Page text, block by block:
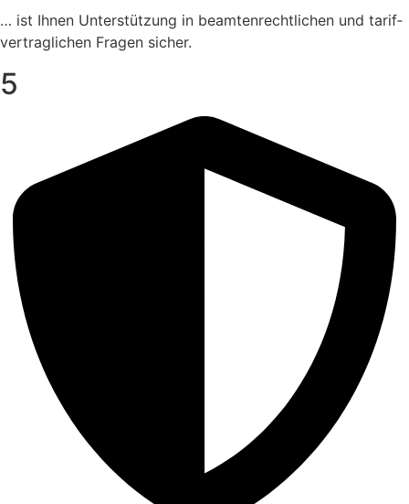
… ist Ihnen Unter­stüt­zung in beam­ten­recht­li­chen und tarif­
ver­trag­li­chen Fragen sicher.
5